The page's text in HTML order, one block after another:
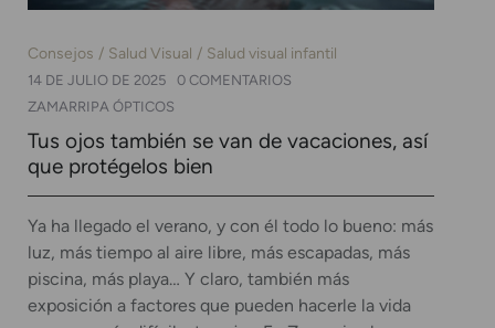
Consejos Salud Visual Salud visual infantil
14 DE JULIO DE 2025
0 COMENTARIOS
ZAMARRIPA ÓPTICOS
Tus ojos también se van de vacaciones, así
que protégelos bien
Ya ha llegado el verano, y con él todo lo bueno: más
luz, más tiempo al aire libre, más escapadas, más
piscina, más playa… Y claro, también más
exposición a factores que pueden hacerle la vida